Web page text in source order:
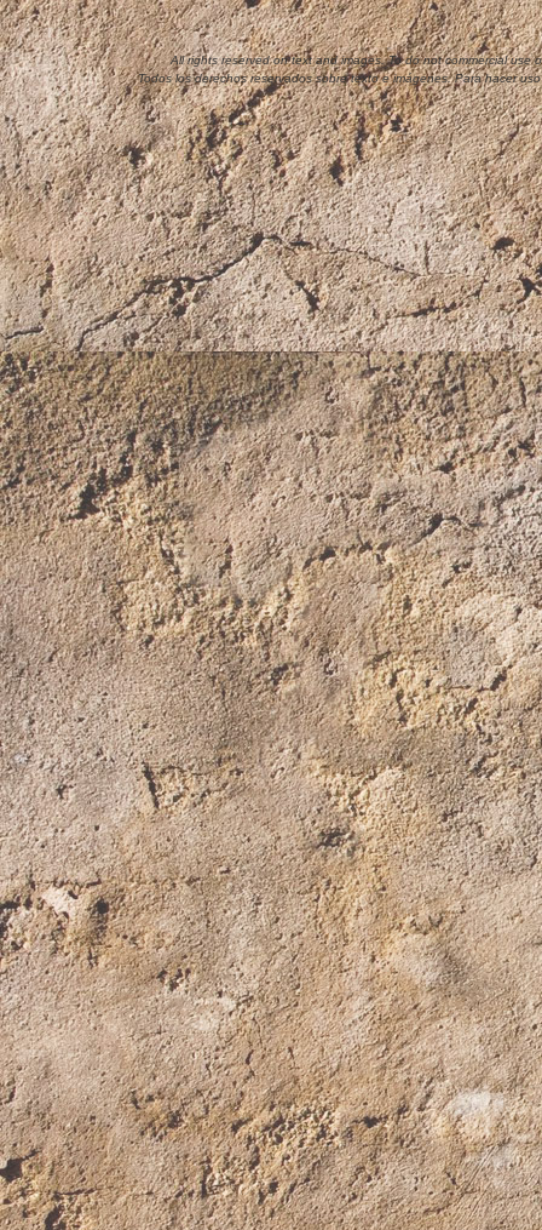
All rights reserved on text and images. To do not commercial
Todos los derechos reservados sobre texto e imágenes. Para hacer